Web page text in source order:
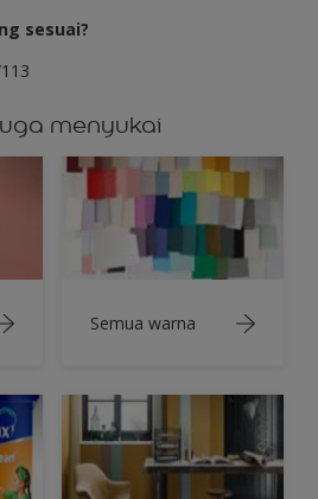
sesuai?
menyukai
Semua warna